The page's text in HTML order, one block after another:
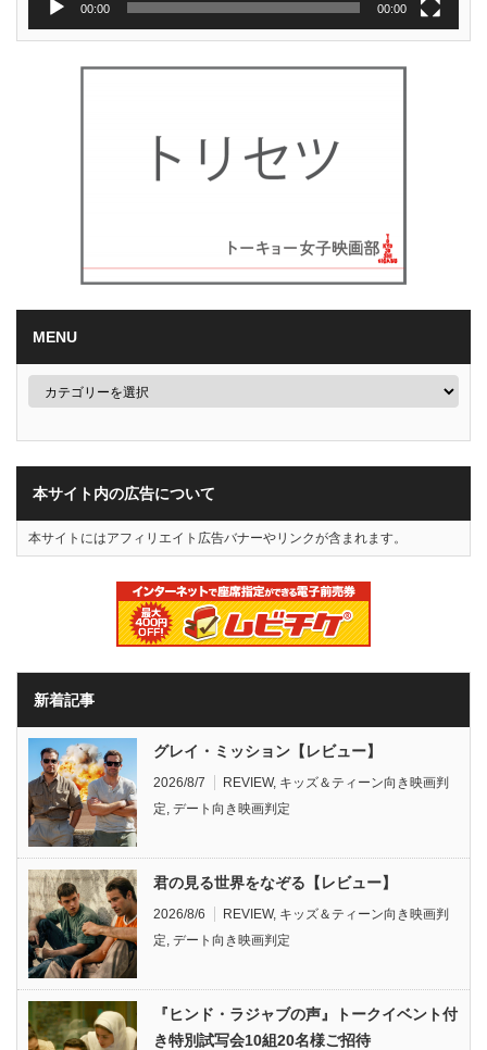
00:00 00:00
MENU
本サイト内の広告について
本サイトにはアフィリエイト広告バナーやリンクが含まれます。
新着記事
グレイ・ミッション【レビュー】
2026/8/7 REVIEW, キッズ＆ティーン向き映画判
定 デート向き映画判定
君の見る世界をなぞる【レビュー】
2026/8/6 REVIEW, キッズ＆ティーン向き映画判
定 デート向き映画判定
『ヒンド・ラジャブの声』トークイベント付
き特別試写会10組20名様ご招待